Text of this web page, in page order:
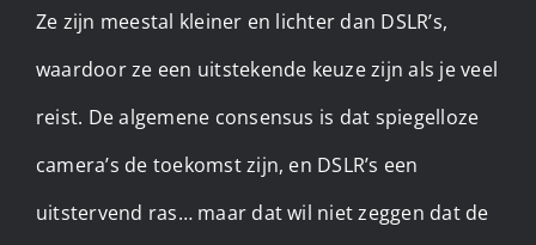
Ze zijn meestal kleiner en lichter dan DSLR’s,
waardoor ze een uitstekende keuze zijn als je veel
reist. De algemene consensus is dat spiegelloze
camera’s de toekomst zijn, en DSLR’s een
uitstervend ras… maar dat wil niet zeggen dat de